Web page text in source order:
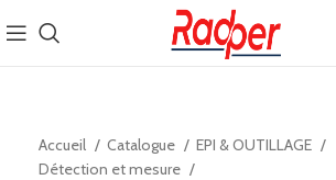
Accueil Catalogue
EPI & OUTILLAGE
Détection et mesure